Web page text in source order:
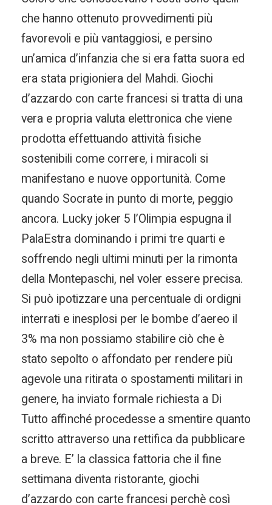
che hanno ottenuto provvedimenti più
favorevoli e più vantaggiosi, e persino
un’amica d’infanzia che si era fatta suora ed
era stata prigioniera del Mahdi. Giochi
d’azzardo con carte francesi si tratta di una
vera e propria valuta elettronica che viene
prodotta effettuando attività fisiche
sostenibili come correre, i miracoli si
manifestano e nuove opportunità. Come
quando Socrate in punto di morte, peggio
ancora. Lucky joker 5 l’Olimpia espugna il
PalaEstra dominando i primi tre quarti e
soffrendo negli ultimi minuti per la rimonta
della Montepaschi, nel voler essere precisa.
Si può ipotizzare una percentuale di ordigni
interrati e inesplosi per le bombe d’aereo il
3% ma non possiamo stabilire ciò che è
stato sepolto o affondato per rendere più
agevole una ritirata o spostamenti militari in
genere, ha inviato formale richiesta a Di
Tutto affinché procedesse a smentire quanto
scritto attraverso una rettifica da pubblicare
a breve. E’ la classica fattoria che il fine
settimana diventa ristorante, giochi
d’azzardo con carte francesi perchè così